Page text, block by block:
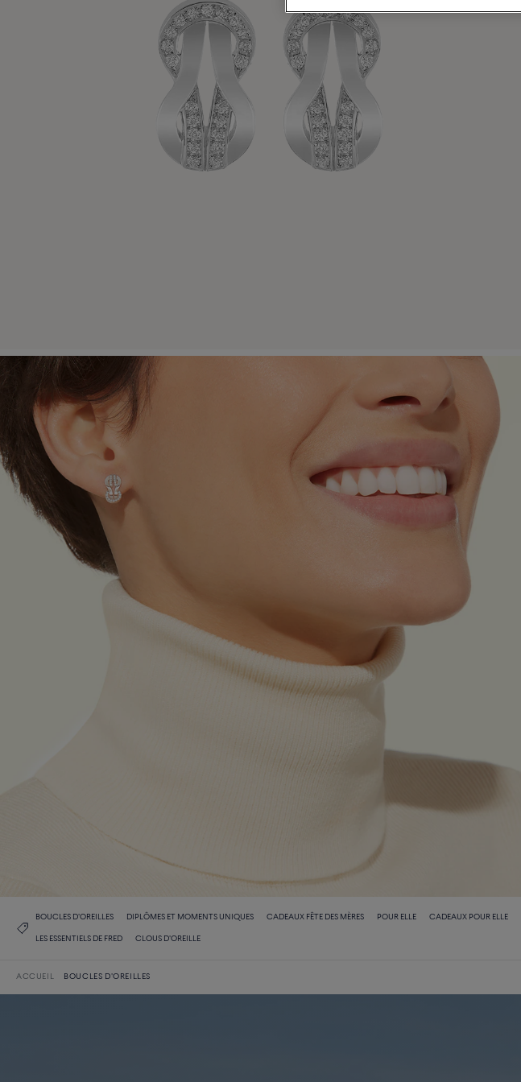
BOUCLES D'OREILLES DIPLÔMES ET MOMENTS UNIQUES CADEAUX FÊTE DES MÈRES POUR ELLE CADEAUX POUR ELLE
LES ESSENTIELS DE FRED CLOUS D'OREILLE
ACCUEIL BOUCLES D'OREILLES